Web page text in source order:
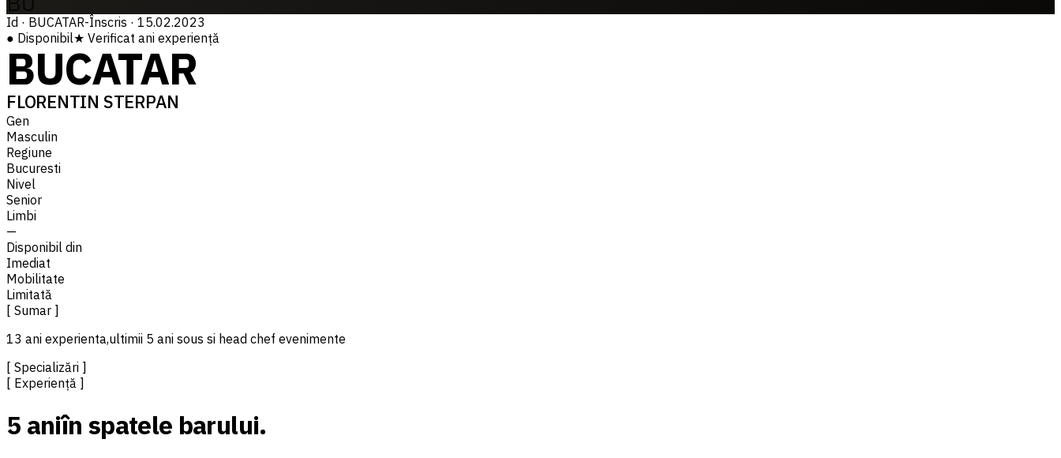
Id · BUCATAR-Înscris · 15.02.2023
● Disponibil★ Verificat ani experiență
BUCATAR
FLORENTIN STERPAN
Gen
Masculin
Regiune
Bucuresti
Nivel
Senior
Limbi
—
Disponibil din
Imediat
Mobilitate
Limitată
[ Sumar ]
13 ani experienta,ultimii 5 ani sous si head chef evenimente
[ Specializări ]
[ Experiență ]
5 aniîn spatele barului.